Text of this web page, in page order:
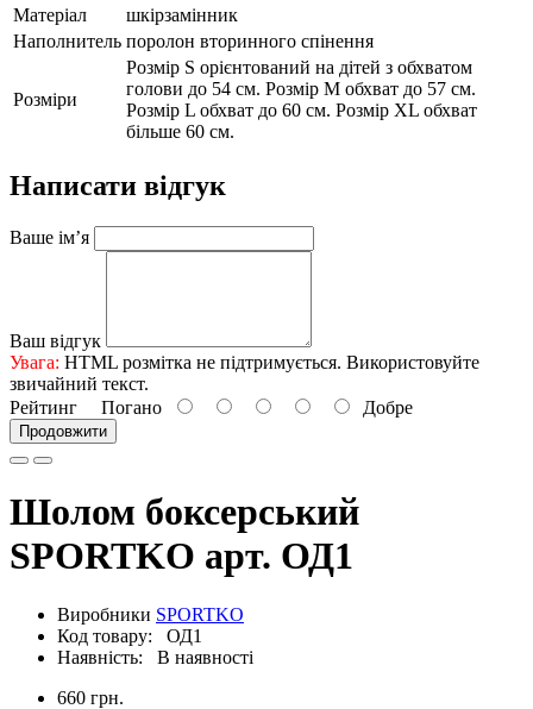
Матеріал
шкірзамінник
Наполнитель поролон вторинного спінення
Розміри
Розмір S орієнтований на дітей з обхватом
голови до 54 см. Розмір M обхват до 57 см.
Розмір L обхват до 60 см. Розмір XL обхват
більше 60 см.
Написати відгук
Ваше ім’я
Ваш відгук
Увага: HTML розмітка не підтримується. Використовуйте
звичайний текст.
Рейтинг Погано Добре
Продовжити
Шолом боксерський
SPORTKO арт. ОД1
Виробники SPORTKO
Код товару: ОД1
Наявність: В наявності
660 грн.